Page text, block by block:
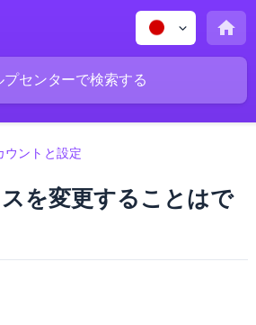
ウントと設定
を変更することはで